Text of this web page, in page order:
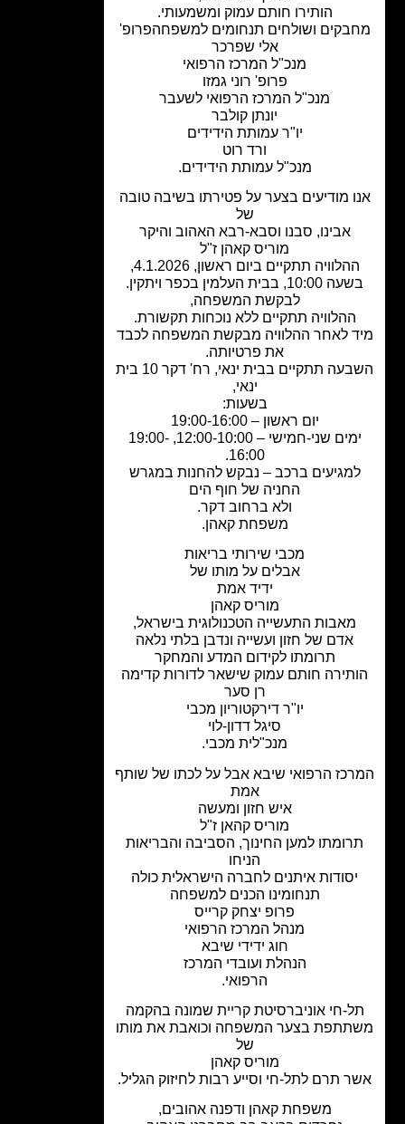
הותירו חותם עמוק ומשמעותי.
ושולחים תנחומים למשפחהפרופ'
אלי שפרכר
מנכ"ל המרכז הרפואי
פרופ' רוני גמזו
מנכ"ל המרכז הרפואי לשעבר
יונתן קולבר
יו"ר עמותת הידידים
מנכ"ל עמותת הידידים.
מודיעים בצער על פטירתו בשיבה טובה
אבינו, סבנו וסבא-רבא האהוב והיקר
מוריס קאהן ז"ל
תתקיים ביום ראשון, 4.1.2026,
לבקשת המשפחה,
ההלוויה תתקיים ללא נוכחות תקשורת.
לאחר ההלוויה מבקשת המשפחה לכבד
את פרטיותה.
השבעה תתקיים בבית ינאי, רח' דקר 10 בית
יום ראשון – 19:00-16:00
ימים שני-חמישי – 12:00-10:00, 19:00-
ברכב – נבקש להחנות במגרש
החניה של חוף הים
ולא ברחוב דקר.
משפחת קאהן.
מכבי שירותי בריאות
אבלים על מותו של
ידיד אמת
מוריס קאהן
מאבות התעשייה הטכנולוגית בישראל,
אדם של חזון ועשייה ונדבן בלתי נלאה
תרומתו לקידום המדע והמחקר
חותם עמוק שישאר לדורות קדימה
יו"ר דירקטוריון מכבי
סיגל דדון-לוי
מנכ"לית מכבי.
הרפואי שיבא אבל על לכתו של שותף
איש חזון ומעשה
מוריס קהאן ז"ל
למען החינוך, הסביבה והבריאות
יסודות איתנים לחברה הישראלית כולה
תנחומינו הכנים למשפחה
פרופ יצחק קרייס
מנהל המרכז הרפואי
חוג ידידי שיבא
הנהלת ועובדי המרכז
חי אוניברסיטת קריית שמונה בהקמה
בצער המשפחה וכואבת את מותו
מוריס קאהן
תרם לתל-חי וסייע רבות לחיזוק הגליל.
משפחת קאהן ודפנה אהובים,